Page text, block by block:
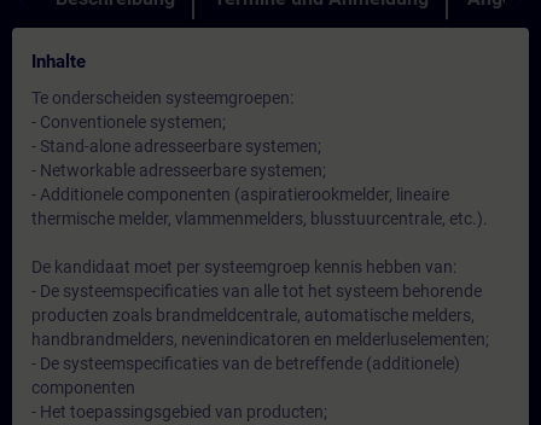
Inhalte
Te onderscheiden systeemgroepen:
- Conventionele systemen;
- Stand-alone adresseerbare systemen;
- Networkable adresseerbare systemen;
- Additionele componenten (aspiratierookmelder, lineaire
thermische melder, vlammenmelders, blusstuurcentrale, etc.).
De kandidaat moet per systeemgroep kennis hebben van:
- De systeemspecificaties van alle tot het systeem behorende
producten zoals brandmeldcentrale, automatische melders,
handbrandmelders, nevenindicatoren en melderluselementen;
- De systeemspecificaties van de betreffende (additionele)
componenten
- Het toepassingsgebied van producten;